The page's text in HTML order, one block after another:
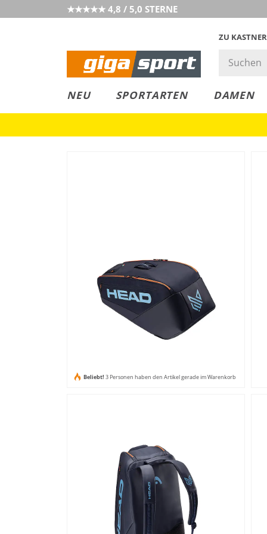
★★★★★ 4,8 / 5,0 STERNE
ZU
NEU SPORTARTEN DAMEN
Beliebt! 3 Personen haben den Artikel gerade im Warenkorb